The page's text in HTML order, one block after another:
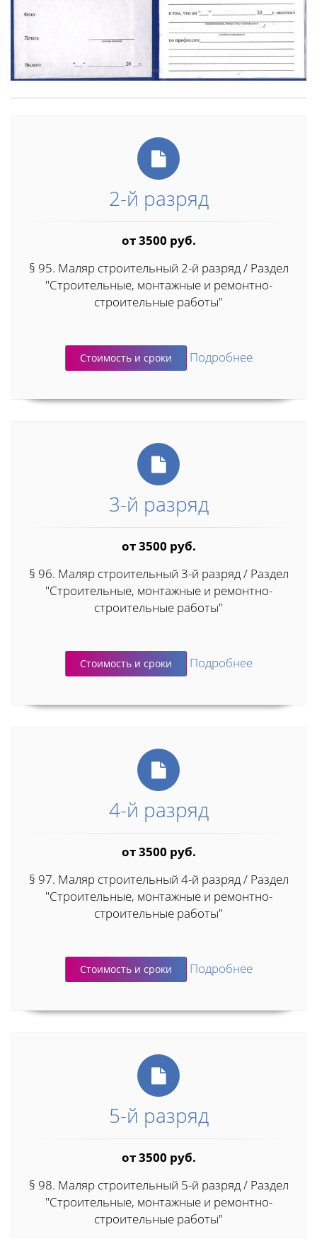
2-й разряд
от 3500 руб.
§ 95. Маляр строительный 2-й разряд / Раздел
"Строительные, монтажные и ремонтно-
строительные работы"
Стоимость и сроки Подробнее
3-й разряд
от 3500 руб.
§ 96. Маляр строительный 3-й разряд / Раздел
"Строительные, монтажные и ремонтно-
строительные работы"
Стоимость и сроки Подробнее
4-й разряд
от 3500 руб.
§ 97. Маляр строительный 4-й разряд / Раздел
"Строительные, монтажные и ремонтно-
строительные работы"
Стоимость и сроки Подробнее
5-й разряд
от 3500 руб.
§ 98. Маляр строительный 5-й разряд / Раздел
"Строительные, монтажные и ремонтно-
строительные работы"